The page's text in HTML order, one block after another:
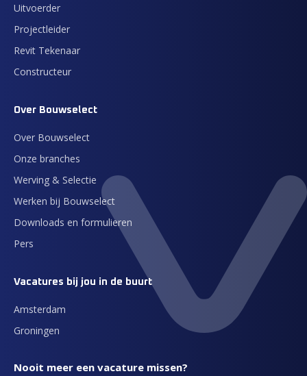
Uitvoerder
Projectleider
Revit Tekenaar
Constructeur
Over Bouwselect
Over Bouwselect
Onze branches
Werving & Selectie
Werken bij Bouwselect
Downloads en formulieren
Pers
Vacatures bij jou in de buurt
Amsterdam
Groningen
Nooit meer een vacature missen?